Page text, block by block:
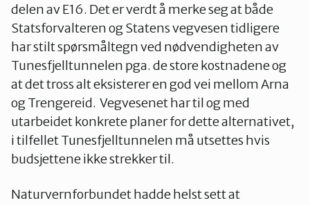
delen av E16. Det er verdt å merke seg at både
Statsforvalteren og Statens vegvesen tidligere
har stilt spørsmåltegn ved nødvendigheten av
Tunesfjelltunnelen pga. de store kostnadene og
at det tross alt eksisterer en god vei mellom Arna
og Trengereid. Vegvesenet har til og med
utarbeidet konkrete planer for dette alternativet,
i tilfellet Tunesfjelltunnelen må utsettes hvis
budsjettene ikke strekker til.
Naturvernforbundet hadde helst sett at